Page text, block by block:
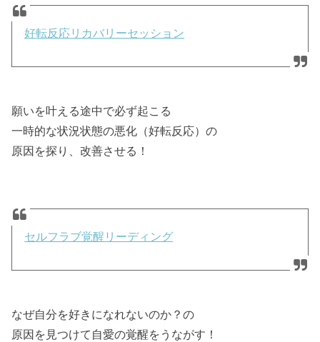
好転反応リカバリーセッション
願いを叶える途中で必ず起こる
一時的な状況状態の悪化（好転反応）の
原因を探り、改善させる！
セルフラブ覚醒リーディング
なぜ自分を好きになれないのか？の
原因を見つけて自愛の覚醒をうながす！